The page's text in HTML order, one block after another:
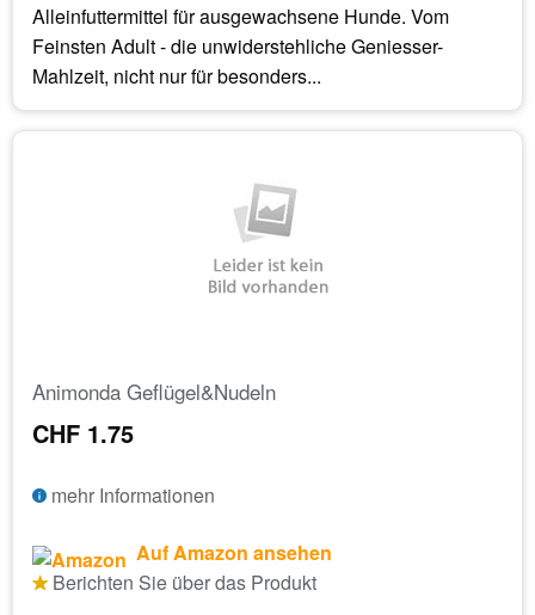
Alleinfuttermittel für ausgewachsene Hunde. Vom
Feinsten Adult - die unwiderstehliche Geniesser-
Mahlzeit, nicht nur für besonders...
Animonda Geflügel&Nudeln
CHF 1.75
mehr Informationen
Auf Amazon ansehen
Berichten Sie über das Produkt